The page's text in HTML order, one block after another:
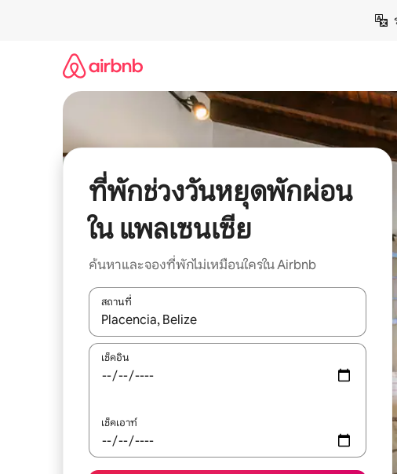
ที่พักช่วงวันหยุดพักผ่อน
ใน แพลเซนเซีย
ค้นหาและจองที่พักไม่เหมือนใครใน Airbnb
สถานที่
ใช้ลูกศรขึ้นลง หรือใช้การสัมผัสหรือปัด เพื่อสำรวจผลการค้นหา
เช็คอิน
เช็คเอาท์